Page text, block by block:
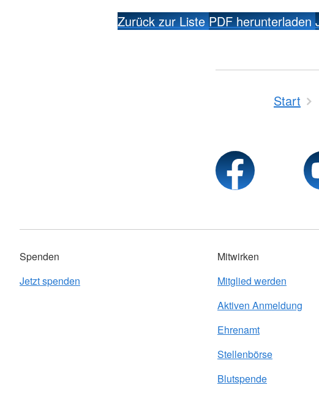
Zurück zur ListePDF herunterladen
Start
Spenden
Jetzt spenden
Mitwirken
Mitglied werden
Aktiven Anmeldung
Ehrenamt
Stellenbörse
Blutspende